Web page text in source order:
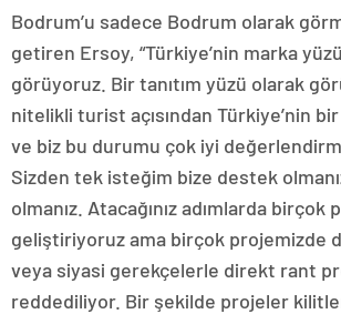
Bodrum’u sadece Bodrum olarak
getiren Ersoy, “Türkiye’nin marka
görüyoruz. Bir tanıtım yüzü olarak
nitelikli turist açısından Türkiye’nin
ve biz bu durumu çok iyi
Sizden tek isteğim bize destek
olmanız. Atacağınız adımlarda birçok
geliştiriyoruz ama birçok projemizde
veya siyasi gerekçelerle direkt rant
reddediliyor. Bir şekilde projeler